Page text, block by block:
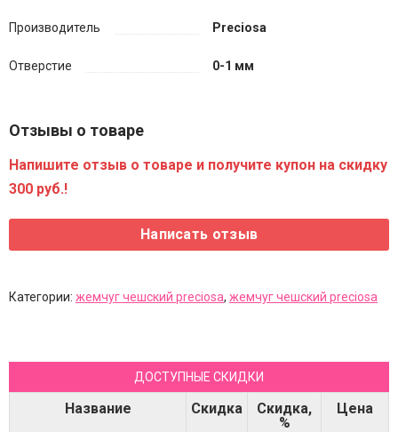
Производитель Preciosa
Отверстие 0-1 мм
Отзывы о товаре
Напишите отзыв о товаре и получите купон на скидку
300 руб.!
Категории: жемчуг чешский preciosa, жемчуг чешский preciosa
ДОСТУПНЫЕ СКИДКИ
Название Скидка
Скидка,
%
Цена